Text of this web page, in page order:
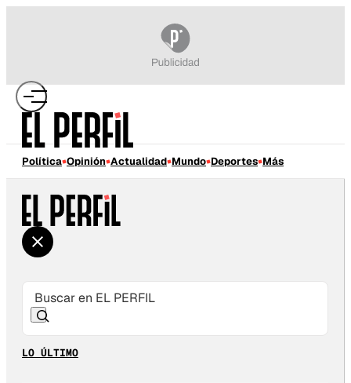
Política Opinión Actualidad Mundo Deportes Más
LO ÚLTIMO